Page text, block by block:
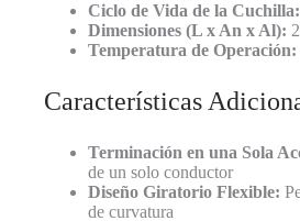
Ciclo de Vida de la Cuchilla:
Dimensiones (L x An x Al):
Temperatura de Operación:
Características
Terminación en una Sola
de un solo conductor
Diseño Giratorio Flexible:
de curvatura